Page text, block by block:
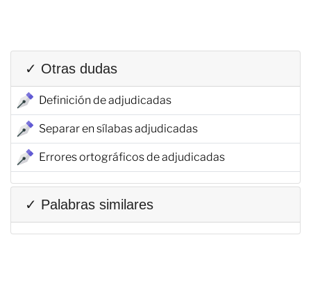
✓ Otras dudas
Definición de adjudicadas
Separar en sílabas adjudicadas
Errores ortográficos de adjudicadas
✓ Palabras similares